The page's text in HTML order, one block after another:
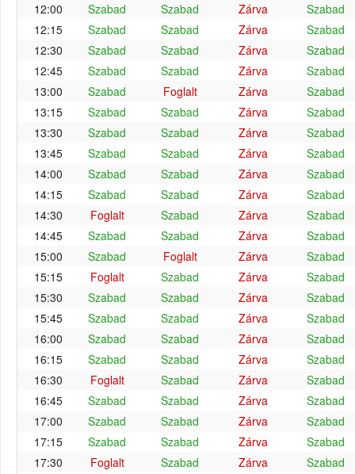
12:00
Szabad Szabad Zárva
Szabad
12:15
Szabad Szabad Zárva
Szabad
12:30
Szabad Szabad Zárva
Szabad
12:45
Szabad Szabad Zárva
Szabad
13:00
Szabad Foglalt Zárva
Szabad
13:15
Szabad Szabad Zárva
Szabad
13:30
Szabad Szabad Zárva
Szabad
13:45
Szabad Szabad Zárva
Szabad
14:00
Szabad Szabad Zárva
Szabad
14:15
Szabad Szabad Zárva
Szabad
14:30
Foglalt Szabad Zárva
Szabad
14:45
Szabad Szabad Zárva
Szabad
15:00
Szabad Foglalt Zárva
Szabad
15:15
Foglalt Szabad Zárva
Szabad
15:30
Szabad Szabad Zárva
Szabad
15:45
Szabad Szabad Zárva
Szabad
16:00
Szabad Szabad Zárva
Szabad
16:15
Szabad Szabad Zárva
Szabad
16:30
Foglalt Szabad Zárva
Szabad
16:45
Szabad Szabad Zárva
Szabad
17:00
Szabad Szabad Zárva
Szabad
17:15
Szabad Szabad Zárva
Szabad
17:30
Foglalt Szabad Zárva
Szabad